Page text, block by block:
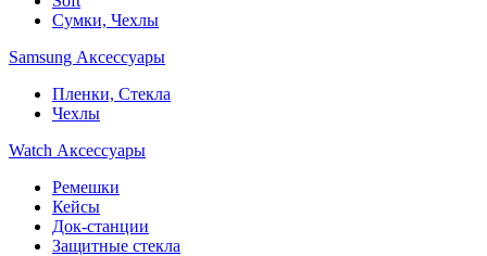
Сумки, Чехлы
Samsung Аксессуары
Пленки, Стекла
Чехлы
Watch Аксессуары
Ремешки
Кейсы
Док-станции
Защитные стекла